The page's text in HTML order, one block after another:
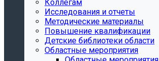
Коллегам
Исследования и отчеты
Методические материалы
Повышение квалификации
Детские библиотеки области
Областные мероприятия